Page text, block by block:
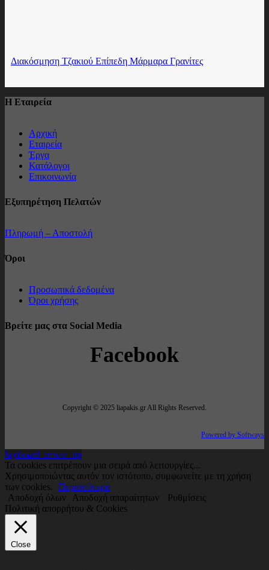
Διακόσμηση Τζακιού Επίπεδη Μάρμαρα Γρανίτες
Η Εταιρεία
Αρχική
Εταιρεία
Έργα
Κατάλογοι
Επικοινωνία
Εξυπηρέτηση Πελατών
Πληρωμή – Αποστολή
Όροι
Προσωπικά δεδομένα
Όροι χρήσης
Βρείτε μας στα Social Media
Facebook
Copyright © 2025 liapakis.gr All Rights Reserved.
Powered by Softways
keyboard_arrow_up
Τα cookies επιτρέπουν μια σειρά από λειτουργίες...
Χρησιμοποιώντας αυτόν τον ιστότοπο, συμφωνείτε με τη χρήση
των cookies. Περισσότερα
Αποδοχή όλων
Αποδοχή απαραίτητων
Ρυθμίσεις
Πολιτική απορρήτου & Cookies
Close